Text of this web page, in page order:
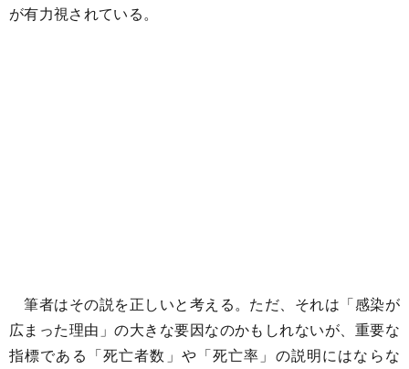
が有力視されている。
筆者はその説を正しいと考える。ただ、それは「感染が
広まった理由」の大きな要因なのかもしれないが、重要な
指標である「死亡者数」や「死亡率」の説明にはならな